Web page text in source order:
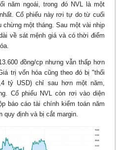
năm ngoái, trong đó NVL là một
Cổ phiếu này rơi tự do từ cuối
một tháng. Sau một vài nhịp
về sát mệnh giá và có thời điểm
đồng/cp nhưng vẫn thấp hơn
trị vốn hóa cũng theo đó bị "thổi
tỷ USD) chỉ sau hơn một năm,
Cổ phiếu NVL còn rơi vào diện
báo cáo tài chính kiểm toán năm
quy định và bị cắt margin.